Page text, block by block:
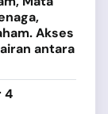
Akses
antara
4